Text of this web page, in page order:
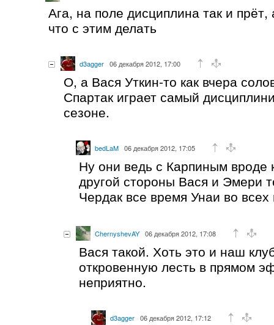
Ага, на поле дисциплина так и прёт,
что с этим делать
d3agger 06 декабря 2012, 17:00
О, а Вася Уткин-то как вчера
Спартак играет самый
сезоне.
bedLaM 06 декабря 2012, 17:05
Ну они ведь с Карпиным вроде
другой стороны Вася и Эмери
Чердак все время Унаи во всех
ChernyshevAY 06 декабря 2012, 17:08
Вася такой. Хоть это и наш
откровенную лесть в прямом
неприятно.
d3agger 06 декабря 2012, 17:12